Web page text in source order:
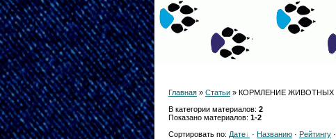
Главная » Статьи » КОРМЛЕНИЕ ЖИВОТНЫХ
В категории материалов: 2
Показано материалов: 1-2
Сортировать по: Дате · Названию · Рейтингу ·